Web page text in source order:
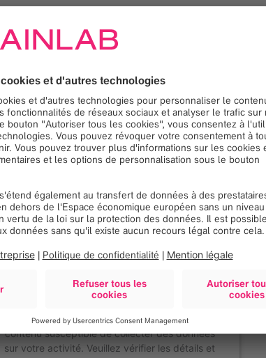
Nous avons besoin de
votre consentement pour
charger le service Google
Maps!
Nous utilisons Google Maps, pour intégrer du
contenu susceptible de collecter des données
sur votre activité. Veuillez vérifier les détails et